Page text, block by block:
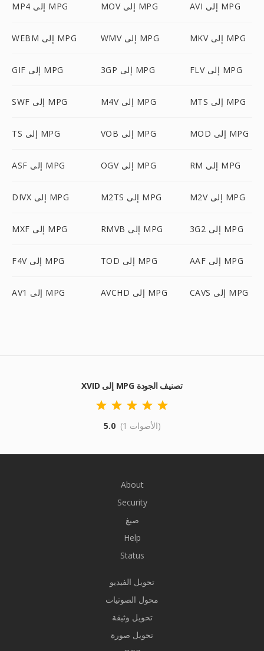
MP4 إلى MPG MOV إلى MPG AVI إلى MPG
WEBM إلى MPG WMV إلى MPG MKV إلى MPG
GIF إلى MPG 3GP إلى MPG FLV إلى MPG
SWF إلى MPG M4V إلى MPG MTS إلى MPG
TS إلى MPG VOB إلى MPG MOD إلى MPG
ASF إلى MPG OGV إلى MPG RM إلى MPG
DIVX إلى MPG M2TS إلى MPG M2V إلى MPG
MXF إلى MPG RMVB إلى MPG 3G2 إلى MPG
F4V إلى MPG TOD إلى MPG AAF إلى MPG
AV1 إلى MPG AVCHD إلى MPG CAVS إلى MPG
XVID إلى MPG تصنيف الجودة
5.0 (1 الأصوات)
About
Security
صيغ
Help
Status
تحويل الفيديو
محول الصوتيات
تحويل وثيقة
تحويل صورة